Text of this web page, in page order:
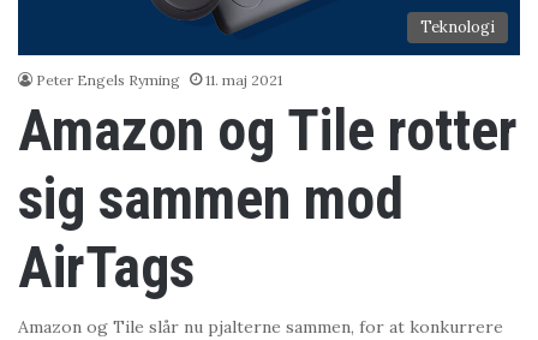
Teknologi
Peter Engels Ryming 11. maj 2021
Amazon og Tile rotter
sig sammen mod
AirTags
Amazon og Tile slår nu pjalterne sammen, for at konkurrere